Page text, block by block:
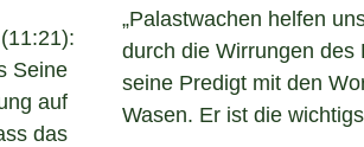
Seine
auf
das
„Palastwachen helfen
durch die Wirrungen des
seine Predigt mit den
Wasen. Er ist die